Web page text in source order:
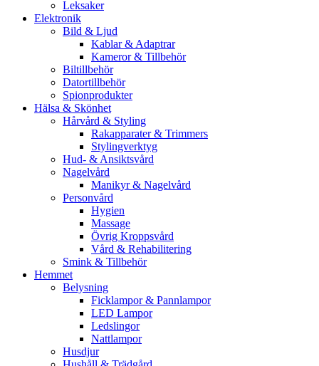
Leksaker
Elektronik
Bild & Ljud
Kablar & Adaptrar
Kameror & Tillbehör
Biltillbehör
Datortillbehör
Spionprodukter
Hälsa & Skönhet
Hårvård & Styling
Rakapparater & Trimmers
Stylingverktyg
Hud- & Ansiktsvård
Nagelvård
Manikyr & Nagelvård
Personvård
Hygien
Massage
Övrig Kroppsvård
Vård & Rehabilitering
Smink & Tillbehör
Hemmet
Belysning
Ficklampor & Pannlampor
LED Lampor
Ledslingor
Nattlampor
Husdjur